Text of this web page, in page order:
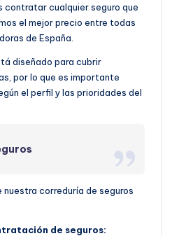
contratar cualquier seguro que
el mejor precio entre todas
de España.
diseñado para cubrir
por lo que es importante
el perfil y las prioridades del
correduría de seguros
de seguros: